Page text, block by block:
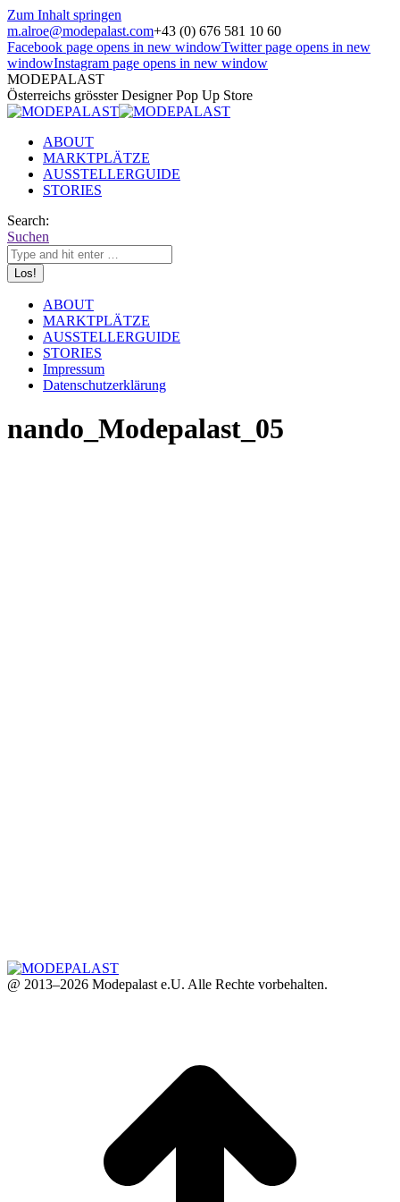
Zum Inhalt springen
m.alroe@modepalast.com+43 (0) 676 581 10 60
Facebook page opens in new windowTwitter page opens in new
windowInstagram page opens in new window
MODEPALAST
Österreichs grösster Designer Pop Up Store
ABOUT
MARKTPLÄTZE
AUSSTELLERGUIDE
STORIES
Search:
Suchen
ABOUT
MARKTPLÄTZE
AUSSTELLERGUIDE
STORIES
Impressum
Datenschutzerklärung
nando_Modepalast_05
@ 2013–2026 Modepalast e.U. Alle Rechte vorbehalten.